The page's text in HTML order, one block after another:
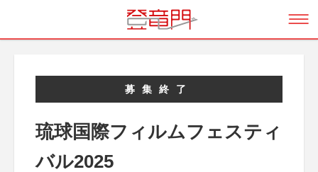
募集終了
琉球国際フィルムフェスティ
バル2025